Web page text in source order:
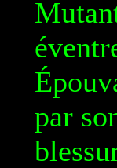
par